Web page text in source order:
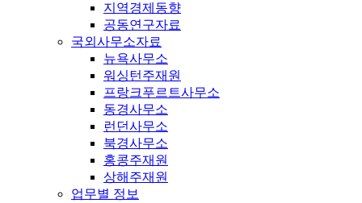
지역경제동향
공동연구자료
국외사무소자료
뉴욕사무소
워싱턴주재원
프랑크푸르트사무소
동경사무소
런던사무소
북경사무소
홍콩주재원
상해주재원
업무별 정보